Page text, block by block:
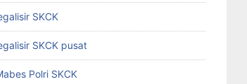
SKCK
SKCK pusat
Polri SKCK